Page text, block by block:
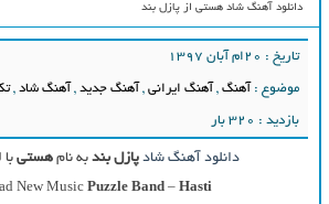
دانلود آهنگ شاد هستی از پازل بند
تاریخ : ۲۰ام آبان ۱۳۹۷
موضوع : آهنگ, آهنگ ایرانی, آهنگ جدید, آهنگ شاد,
بازدید : 320 بار
دانلود آهنگ شاد پازل بندبه نامهستی
New Music Puzzle Band – Hasti